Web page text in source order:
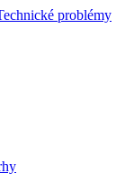
problémy